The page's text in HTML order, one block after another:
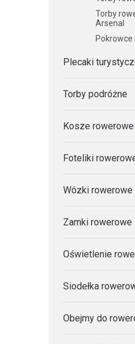
Torby
Arsenal
Plecaki
Torby podróżne
Kosze rowerowe
Foteliki
Wózki
Zamki rowerowe
Oświetlenie
Siodełka
Obejmy do